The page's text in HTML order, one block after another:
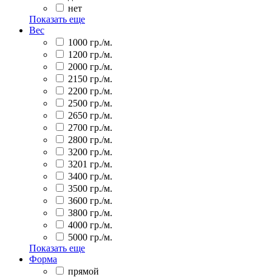
нет
Показать еще
Вес
1000 гр./м.
1200 гр./м.
2000 гр./м.
2150 гр./м.
2200 гр./м.
2500 гр./м.
2650 гр./м.
2700 гр./м.
2800 гр./м.
3200 гр./м.
3201 гр./м.
3400 гр./м.
3500 гр./м.
3600 гр./м.
3800 гр./м.
4000 гр./м.
5000 гр./м.
Показать еще
Форма
прямой